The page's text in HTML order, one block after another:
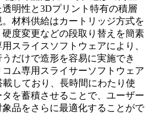
明性と3Dプリント特有の積層
材料供給はカートリッジ方式を
度変更などの段取り替えを簡素
スライスソフトウェアにより、
だけで造形を容易に実施でき
ム専用スライサーソフトウェア
しており、長時間にわたり使
を蓄積させることで、ユーザー
品をさらに最適化することがで